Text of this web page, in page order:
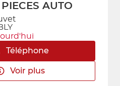
AUTO
Téléphone
Voir plus